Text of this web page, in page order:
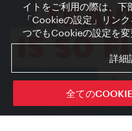
イトをご利用の際は、下
「Cookieの設定」リン
つでもCookieの設定を変
詳細
全ての